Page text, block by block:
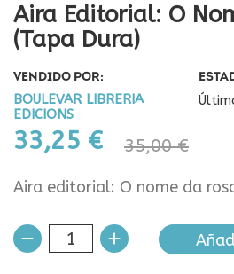
Aira Editorial: O
(tapa Dura)
VENDIDO POR:
BOULEVAR LIBRERIA
EDICIONS
33,25 € 35,00 €
Aira editorial: O nome da